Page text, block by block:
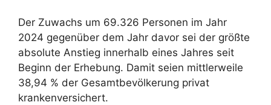
Der Zuwachs um 69.326 Personen im Jahr
2024 gegenüber dem Jahr davor sei der größte
absolute Anstieg innerhalb eines Jahres seit
Beginn der Erhebung. Damit seien mittlerweile
38,94 % der Gesamtbevölkerung privat
krankenversichert.